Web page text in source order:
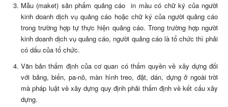
Mẫu (maket) sản phẩm quảng cáo in mầu có chữ ký của người
kinh doanh dịch vụ quảng cáo hoặc chữ ký của người quảng cáo
trong trường hợp tự thực hiện quảng cáo. Trong trường hợp người
kinh doanh dịch vụ quảng cáo, người quảng cáo là tổ chức thì phải
có dấu của tổ chức.
Văn bản thẩm định của cơ quan có thẩm quyền về xây dựng đối
với bảng, biển, pa-nô, màn hình treo, đặt, dán, dựng ở ngoài trời
mà pháp luật về xây dựng quy định phải thẩm định về kết cấu xây
dựng.